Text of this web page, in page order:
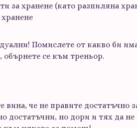
за хранене (като разпиляна
Помислете от какво би
се към треньор.
вина, че не правите достатъчно
достатъчни, но дори и тях да